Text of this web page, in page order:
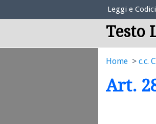
Elenco
Leggi e
Testo
Home c.c.
Art.